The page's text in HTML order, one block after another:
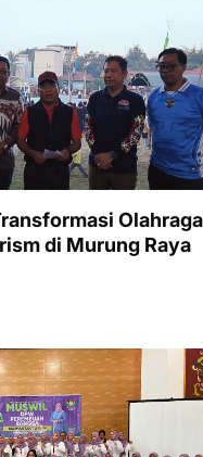
Olahraga
di Murung Raya